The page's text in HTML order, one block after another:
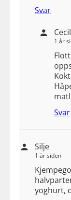
Svar
1 år
Svar
Silje
1 år siden
yoghurt,